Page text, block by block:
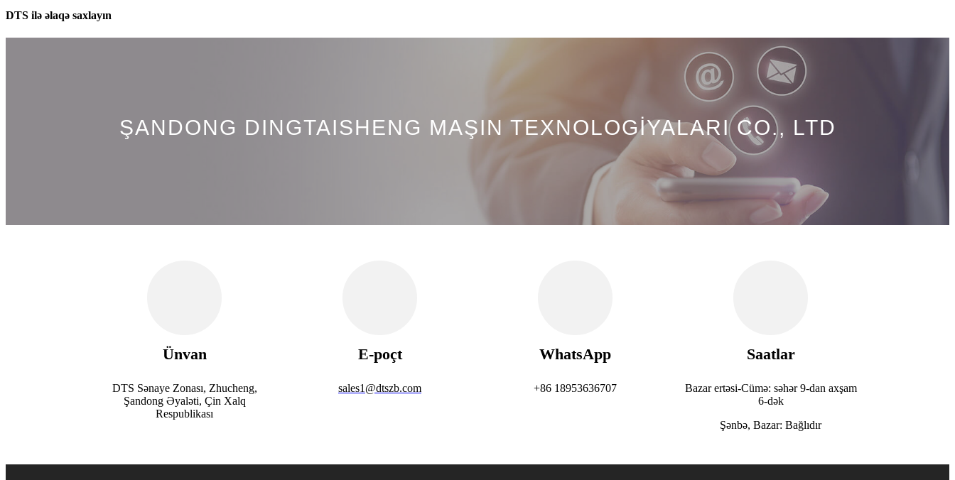
DTS ilə əlaqə saxlayın
ŞANDONG DINGTAISHENG MAŞIN TEXNOLOGİYALARI CO., LTD
Ünvan
DTS Sənaye Zonası, Zhucheng,
Şandong Əyaləti, Çin Xalq
Respublikası
E-poçt
sales1@dtszb.com
WhatsApp
+86 18953636707
Saatlar
Bazar ertəsi-Cümə: səhər 9-dan axşam
6-dək
Şənbə, Bazar: Bağlıdır